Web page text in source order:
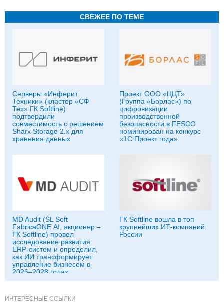
СВЕЖЕЕ ПО ТЕМЕ
Серверы «Инферит
Техники» (кластер «СФ
Тех» ГК Softline)
подтвердили
совместимость с решением
Sharx Storage 2.x для
хранения данных
Проект ООО «ЦЦТ»
(Группа «Борлас») по
цифровизации
производственной
безопасности в FESCO
номинирован на конкурс
«1С:Проект года»
MD Audit (SL Soft
FabricaONE.AI, акционер –
ГК Softline) провел
исследование развития
ERP-систем и определил,
как ИИ трансформирует
управление бизнесом в
2026–2028 годах
ГК Softline вошла в топ
крупнейших ИТ-компаний
России
ИНТЕРЕСНЫЕ ССЫЛКИ